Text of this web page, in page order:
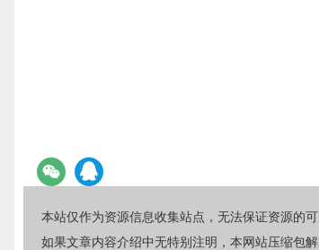
本站仅作为资源信息收集站点，无法保证资源的
如果文章内容介绍中无特别注明，本网站压缩包